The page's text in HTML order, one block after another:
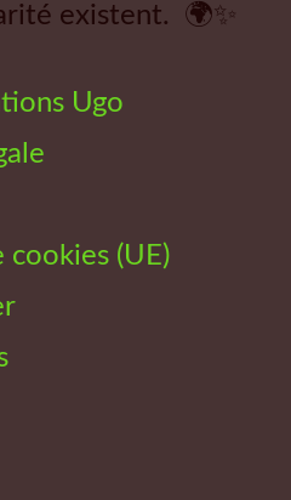
existent. 🌍✨
Ugo
cookies (UE)